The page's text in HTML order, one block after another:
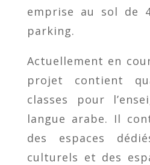
emprise au sol de
parking.
Actuellement en
projet contient
classes pour
langue arabe. Il
des espaces
culturels et des